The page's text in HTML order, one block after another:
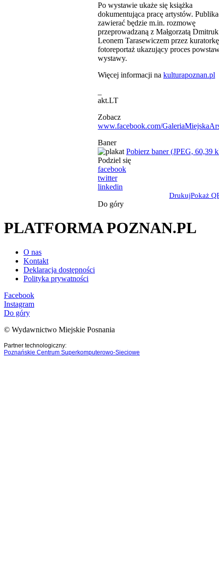
Po wystawie ukaże się książka
dokumentująca pracę artystów.
zawierać będzie m.in. rozmowę
przeprowadzaną z Małgorzatą
Leonem Tarasewiczem przez
fotoreportaż ukazujący proces
wystawy.
Więcej informacji na kulturapoznan.pl
akt.LT
Zobacz
www.facebook.com/
Baner
Pobierz baner (JPEG, 60,39
Podziel się
facebook
twitter
linkedin
DrukujPokaż
Do góry
PLATFORMA POZNAN.PL
O nas
Kontakt
Deklaracja dostępności
Polityka prywatności
Facebook
Instagram
Do góry
© Wydawnictwo Miejskie Posnania
Partner technologiczny:
Poznańskie Centrum Superkomputerowo-Sieciowe